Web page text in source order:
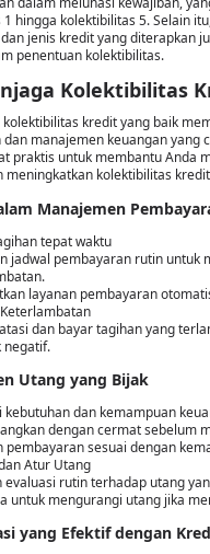
hingga kolektibilitas 5. Selain
jenis kredit yang diterapkan
penentuan kolektibilitas.
Kolektibilitas
kredit yang baik
dan manajemen keuangan yang
praktis untuk membantu Anda
meningkatkan kolektibilitas
Manajemen
tepat waktu
jadwal pembayaran rutin untuk
layanan pembayaran
dan bayar tagihan yang
negatif.
Utang yang Bijak
kebutuhan dan kemampuan
dengan cermat sebelum
pembayaran sesuai dengan
Atur Utang
evaluasi rutin terhadap utang
untuk mengurangi utang jika
yang Efektif dengan